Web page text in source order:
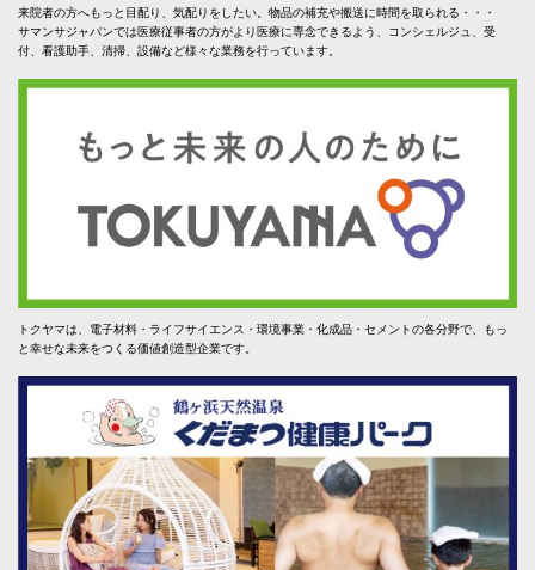
来院者の方へもっと目配り、気配りをしたい。物品の補充や搬送に時間を取られる・・・
サマンサジャパンでは医療従事者の方がより医療に専念できるよう、コンシェルジュ、受
付、看護助手、清掃、設備など様々な業務を行っています。
トクヤマは、電子材料・ライフサイエンス・環境事業・化成品・セメントの各分野で、もっ
と幸せな未来をつくる価値創造型企業です。